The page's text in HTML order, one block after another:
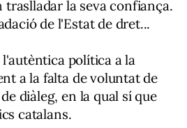
traslladar la seva confiança.
de l'Estat de dret...
política a la
a la falta de voluntat de
diàleg, en la qual sí que
catalans.